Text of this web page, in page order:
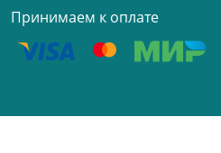
Принимаем к оплате